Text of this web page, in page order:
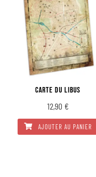
CARTE DU LIBUS
12,90 €
AJOUTER AU PANIER